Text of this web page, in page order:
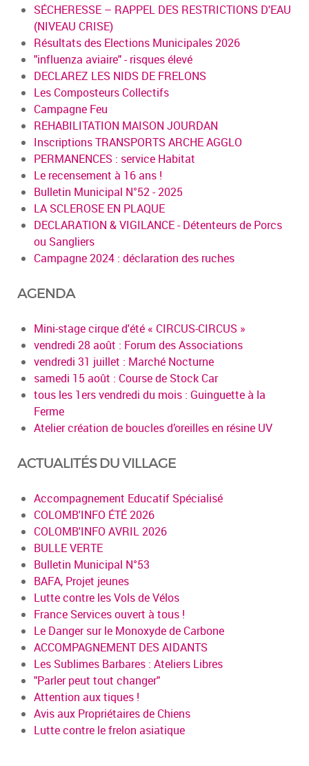
SÉCHERESSE – RAPPEL DES RESTRICTIONS D'EAU
(NIVEAU CRISE)
Résultats des Elections Municipales 2026
"influenza aviaire" - risques élevé
DECLAREZ LES NIDS DE FRELONS
Les Composteurs Collectifs
Campagne Feu
REHABILITATION MAISON JOURDAN
Inscriptions TRANSPORTS ARCHE AGGLO
PERMANENCES : service Habitat
Le recensement à 16 ans !
Bulletin Municipal N°52 - 2025
LA SCLEROSE EN PLAQUE
DECLARATION & VIGILANCE - Détenteurs de Porcs
ou Sangliers
Campagne 2024 : déclaration des ruches
AGENDA
Mini-stage cirque d'été « CIRCUS-CIRCUS »
vendredi 28 août : Forum des Associations
vendredi 31 juillet : Marché Nocturne
samedi 15 août : Course de Stock Car
tous les 1ers vendredi du mois : Guinguette à la
Ferme
Atelier création de boucles d’oreilles en résine UV
ACTUALITÉS DU VILLAGE
Accompagnement Educatif Spécialisé
COLOMB'INFO ÉTÉ 2026
COLOMB'INFO AVRIL 2026
BULLE VERTE
Bulletin Municipal N°53
BAFA, Projet jeunes
Lutte contre les Vols de Vélos
France Services ouvert à tous !
Le Danger sur le Monoxyde de Carbone
ACCOMPAGNEMENT DES AIDANTS
Les Sublimes Barbares : Ateliers Libres
"Parler peut tout changer"
Attention aux tiques !
Avis aux Propriétaires de Chiens
Lutte contre le frelon asiatique